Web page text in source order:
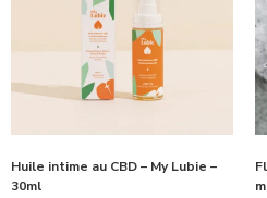
Huile intime au CBD – My Lubie –
30ml